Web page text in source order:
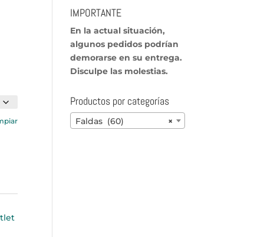
IMPORTANTE
En la actual situación,
algunos pedidos podrían
demorarse en su entrega.
Disculpe las molestias.
Productos por categorías
×
Faldas (60)